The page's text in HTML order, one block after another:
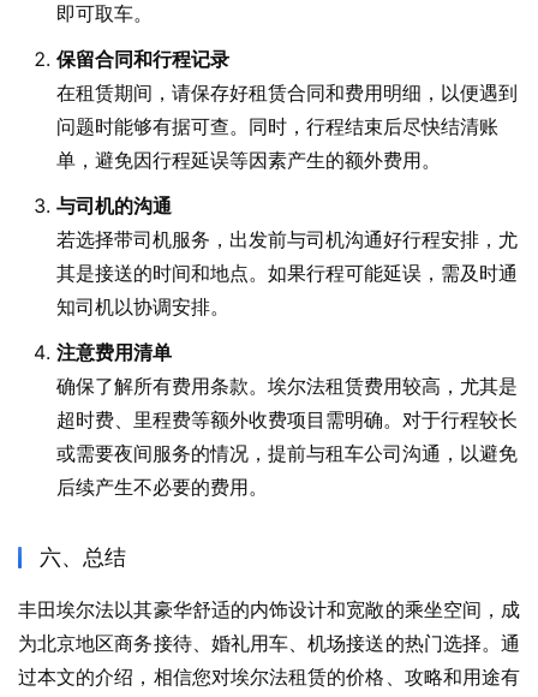
即可取车。
保留合同和行程记录
在租赁期间，请保存好租赁合同和费用明细，以便遇到
问题时能够有据可查。同时，行程结束后尽快结清账
单，避免因行程延误等因素产生的额外费用。
与司机的沟通
若选择带司机服务，出发前与司机沟通好行程安排，尤
其是接送的时间和地点。如果行程可能延误，需及时通
知司机以协调安排。
注意费用清单
确保了解所有费用条款。埃尔法租赁费用较高，尤其是
超时费、里程费等额外收费项目需明确。对于行程较长
或需要夜间服务的情况，提前与租车公司沟通，以避免
后续产生不必要的费用。
六、总结
丰田埃尔法以其豪华舒适的内饰设计和宽敞的乘坐空间，成
为北京地区商务接待、婚礼用车、机场接送的热门选择。通
过本文的介绍，相信您对埃尔法租赁的价格、攻略和用途有